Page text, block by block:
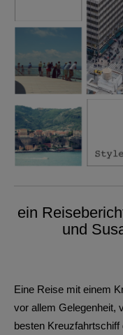
ein
und
Eine Reise mit einem
vor allem Gelegenheit,
besten